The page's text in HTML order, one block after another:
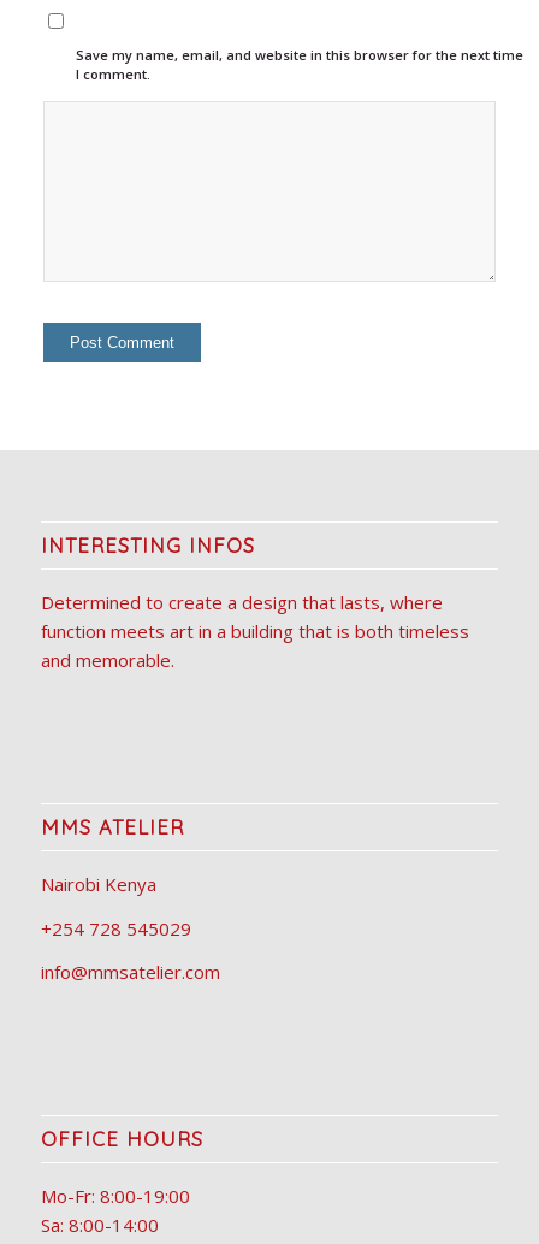
Save my name, email, and website in this browser for the next time
I comment.
INTERESTING INFOS
Determined to create a design that lasts, where
function meets art in a building that is both timeless
and memorable.
MMS ATELIER
Nairobi Kenya
+254 728 545029
info@mmsatelier.com
OFFICE HOURS
Mo-Fr: 8:00-19:00
Sa: 8:00-14:00